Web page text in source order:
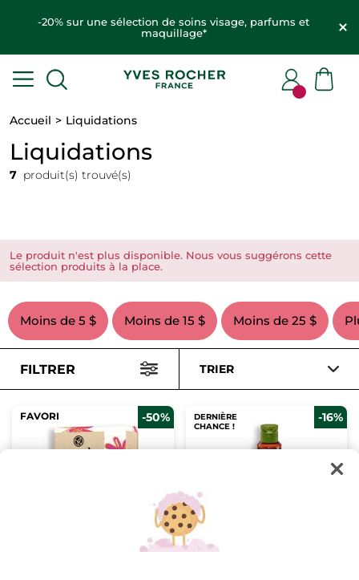
-20% sur une sélection de soins visage, parfums et
maquillage*
Accueil Liquidations
Liquidations
7 produit(s) trouvé(s)
Le produit n'est plus disponible. Nous vous suggérons cette
sélection produits à la place.
Moins de 5 $ Moins de 15 $ Moins de 25 $
FILTRER TRIER
FAVORI -50%
DERNIÈRE
CHANCE !
-16%
Le gel douche
concentré à la vanille